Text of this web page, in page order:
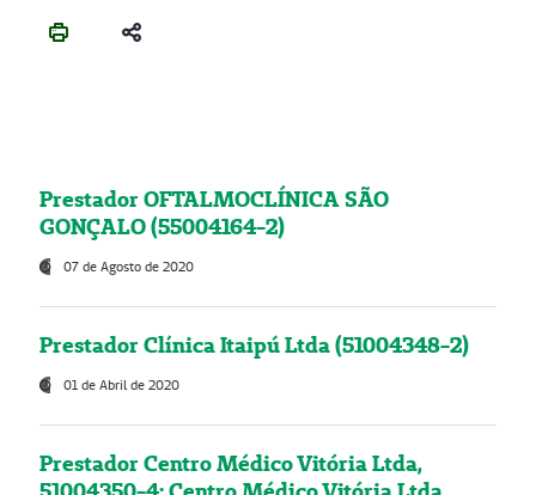
Prestador OFTALMOCLÍNICA SÃO
GONÇALO (55004164-2)
07 de Agosto de 2020
Prestador Clínica Itaipú Ltda (51004348-2)
01 de Abril de 2020
Prestador Centro Médico Vitória Ltda,